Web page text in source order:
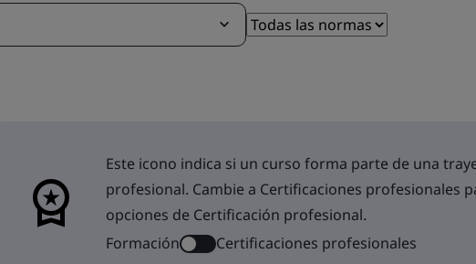
Este icono indica si un curso forma parte de una
profesional. Cambie a Certificaciones profesionales
opciones de Certificación profesional.
Formación
Certificaciones profesionales